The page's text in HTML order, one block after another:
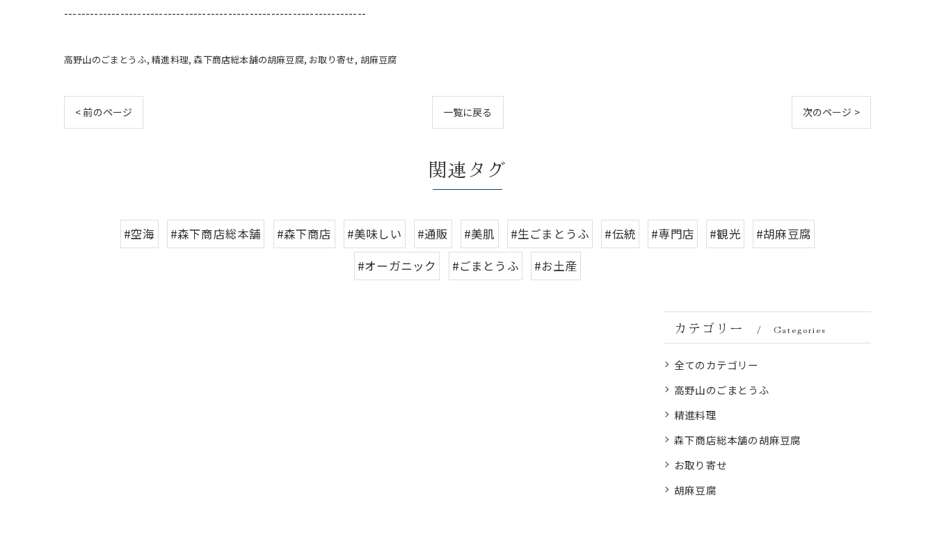
----------------------------------------------------------------------
高野山のごまとうふ 精進料理 森下商店総本舗の胡麻豆腐 お取り寄せ 胡麻豆腐
< 前のページ 一覧に戻る 次のページ >
関連タグ
#空海 #森下商店総本舗 #森下商店 #美味しい #通販 #美肌 #生ごまとうふ #伝統 #専門店 #観光
#胡麻豆腐
#オーガニック
#ごまとうふ #お土産
カテゴリー Categories
全てのカテゴリー
高野山のごまとうふ
精進料理
森下商店総本舗の胡麻豆腐
お取り寄せ
胡麻豆腐